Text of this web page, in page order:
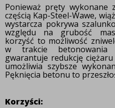
Ponieważ pręty wykonane
częścią Kap-Steel-Wawe,
wystarcza pokrywa
względu na grubość
korzyść to możliwość
w trakcie betonowania
gwarantuje redukcję
umożliwia szybsze
Pęknięcia betonu to
Korzyści: